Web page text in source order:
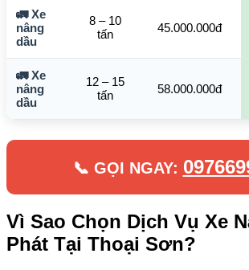
🚛 Xe
nâng
dầu
8 – 10
tấn
45.000.000đ
🚛 Xe
nâng
dầu
12 – 15
tấn
58.000.000đ
📞 GỌI NGAY:
Vì Sao Chọn Dịch Vụ Xe
Phát Tại Thoại Sơn?